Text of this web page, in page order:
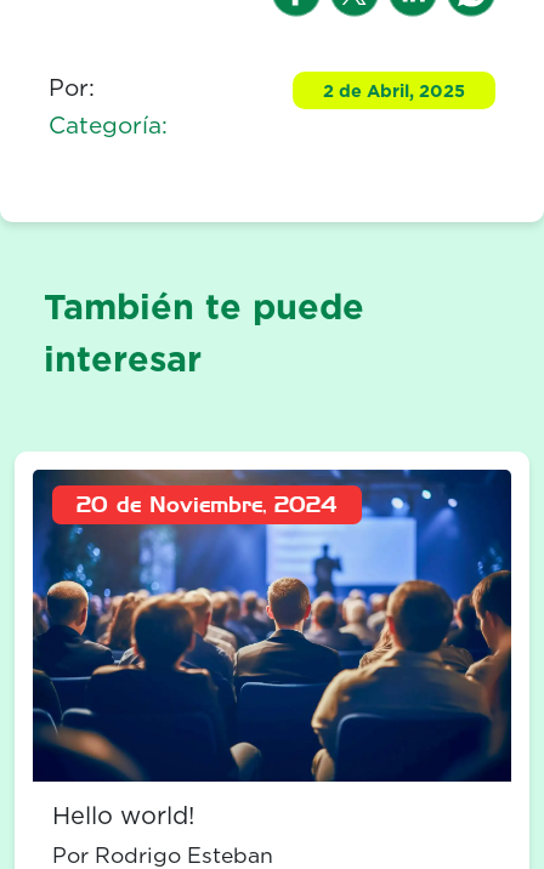
Por: 2 de Abril, 2025
Categoría:
También te puede
interesar
20 de Noviembre, 2024
Hello world!
Por Rodrigo Esteban